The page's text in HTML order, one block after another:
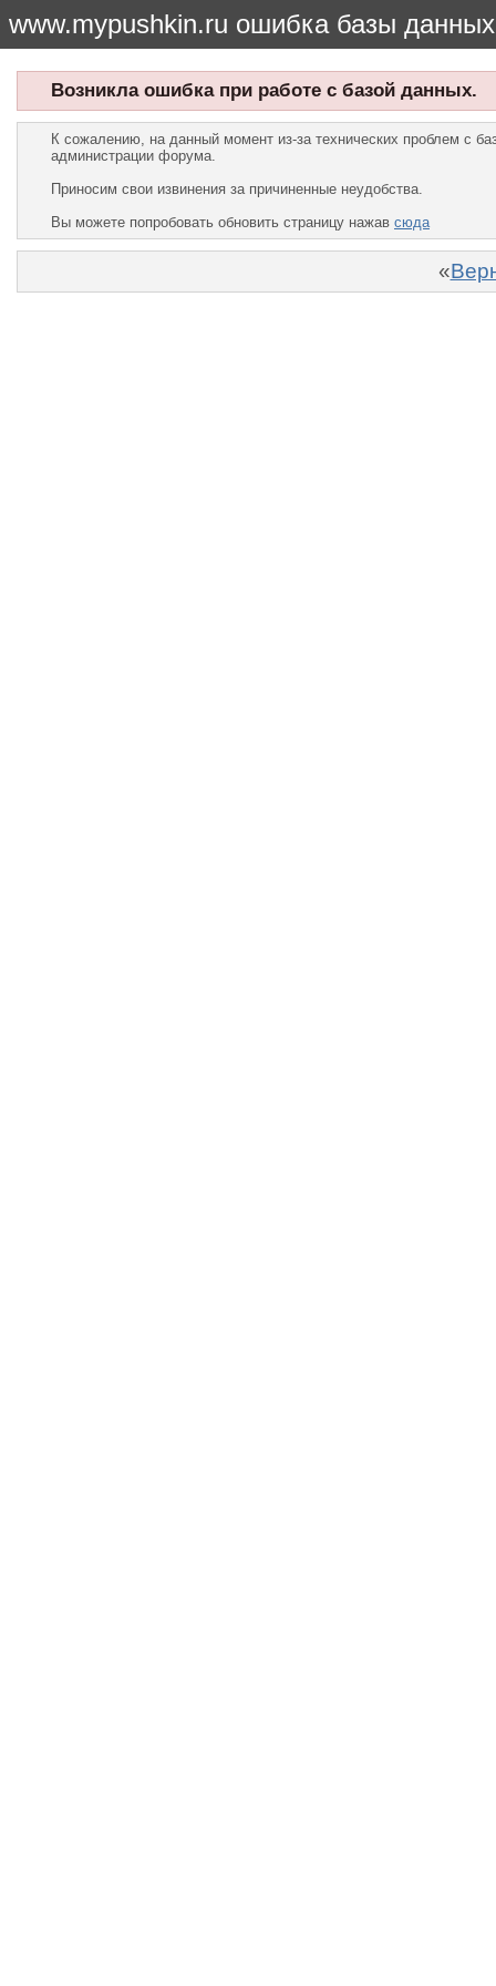
www.mypushkin.ru ошибка базы данных
Возникла ошибка при работе с базой данных.
К сожалению, на данный момент из-за технических проблем с
администрации форума.
Приносим свои извинения за причиненные неудобства.
Вы можете попробовать обновить страницу нажав сюда
«